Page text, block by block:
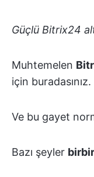
Güçlü Bitrix24
Muhtemelen
için buradasınız.
Ve bu gayet
Bazı şeyler